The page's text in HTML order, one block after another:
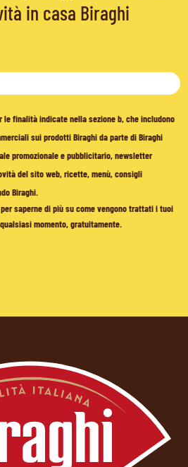
in casa Biraghi
finalità indicate nella sezione b, che includono
sui prodotti Biraghi da parte di Biraghi
promozionale e pubblicitario, newsletter
del sito web, ricette, menù, consigli
Biraghi.
per saperne di più su come vengono trattati i tuoi
momento, gratuitamente.